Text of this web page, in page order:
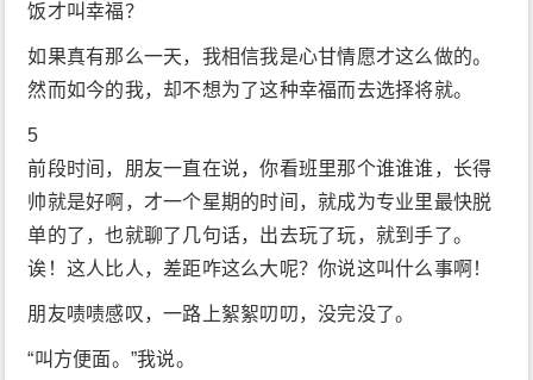
饭才叫幸福？
如果真有那么一天，我相信我是心甘情愿才这么做的。
然而如今的我，却不想为了这种幸福而去选择将就。
5
前段时间，朋友一直在说，你看班里那个谁谁谁，长得
帅就是好啊，才一个星期的时间，就成为专业里最快脱
单的了，也就聊了几句话，出去玩了玩，就到手了。
诶！这人比人，差距咋这么大呢？你说这叫什么事啊！
朋友啧啧感叹，一路上絮絮叨叨，没完没了。
“叫方便面。”我说。